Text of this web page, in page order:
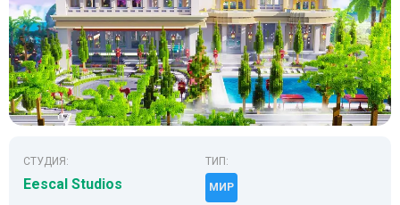
СТУДИЯ:
Eescal Studios
ТИП:
МИР